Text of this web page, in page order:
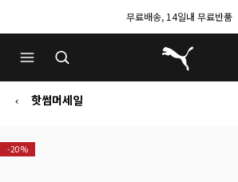
무료배송, 14일내 무료반품
푸마 홈
핫썸머세일
-20%